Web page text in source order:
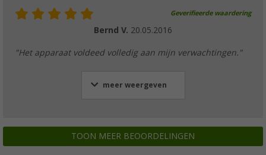
Geverifieerde waardering
Bernd V. 20.05.2016
"Het apparaat voldeed volledig aan mijn verwachtingen."
meer weergeven
TOON MEER BEOORDELINGEN